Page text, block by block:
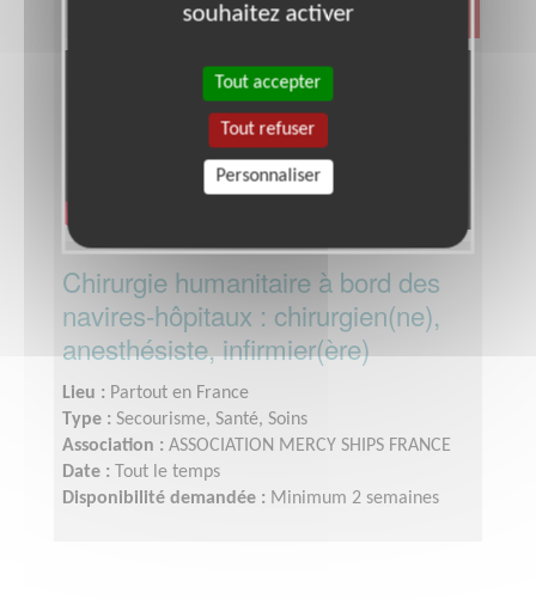
Chirurgie humanitaire à bord des
navires-hôpitaux : chirurgien(ne),
anesthésiste, infirmier(ère)
Lieu : Partout en France
Type : Secourisme, Santé, Soins
Association : ASSOCIATION MERCY SHIPS FRANCE
Date :
Tout le temps
Disponibilité demandée : Minimum 2 semaines
souhaitez activer
Tout accepter
Tout refuser
Personnaliser